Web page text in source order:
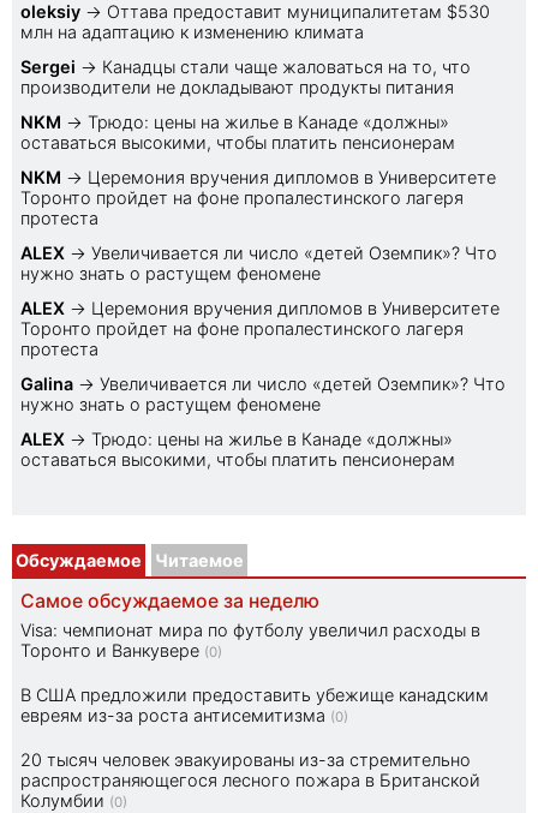
oleksiy → Оттава предоставит муниципалитетам $530
млн на адаптацию к изменению климата
Sеrgei → Канадцы стали чаще жаловаться на то, что
производители не докладывают продукты питания
NKM → Трюдо: цены на жилье в Канаде «должны»
оставаться высокими, чтобы платить пенсионерам
NKM → Церемония вручения дипломов в Университете
Торонто пройдет на фоне пропалестинского лагеря
протеста
ALEX → Увеличивается ли число «детей Оземпик»? Что
нужно знать о растущем феномене
ALEX → Церемония вручения дипломов в Университете
Торонто пройдет на фоне пропалестинского лагеря
протеста
Galina → Увеличивается ли число «детей Оземпик»? Что
нужно знать о растущем феномене
ALEX → Трюдо: цены на жилье в Канаде «должны»
оставаться высокими, чтобы платить пенсионерам
Обсуждаемое Читаемое
Самое обсуждаемое за неделю
Visa: чемпионат мира по футболу увеличил расходы в
Торонто и Ванкувере (0)
В США предложили предоставить убежище канадским
евреям из-за роста антисемитизма (0)
20 тысяч человек эвакуированы из-за стремительно
распространяющегося лесного пожара в Британской
Колумбии (0)